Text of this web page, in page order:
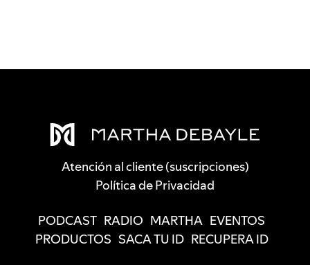
Atención al cliente (suscripciones)
Política de Privacidad
PODCAST RADIO MARTHA EVENTOS
PRODUCTOS SACA TU ID RECUPERA ID